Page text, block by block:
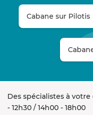
Cabane sur Pilotis
Des spécialistes à
- 12h30 / 14h00 - 18h00